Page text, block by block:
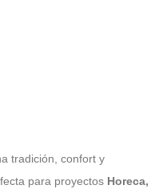
tradición, confort y
para proyectos Horeca,